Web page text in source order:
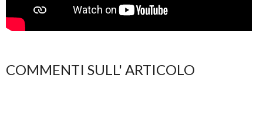
COMMENTI SULL' ARTICOLO